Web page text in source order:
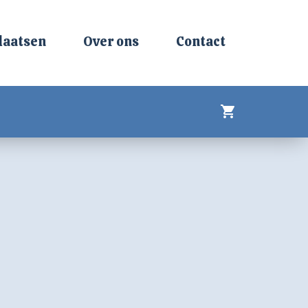
Over ons Contact
shopping_cart